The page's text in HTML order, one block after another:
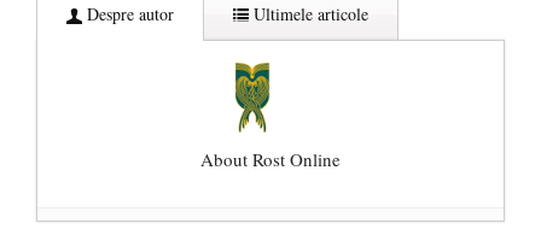
Despre autor Ultimele articole
About Rost Online